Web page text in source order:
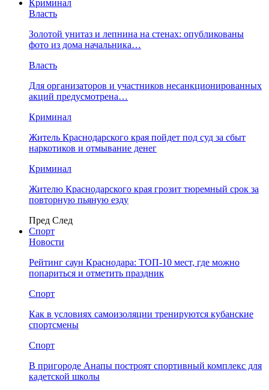
Криминал
Власть
​Золотой унитаз и лепнина на стенах: опубликованы
фото из дома начальника…
Власть
Для организаторов и участников несанкционированных
акций предусмотрена…
Криминал
Житель Краснодарского края пойдет под суд за сбыт
наркотиков и отмывание денег
Криминал
Жителю Краснодарского края грозит тюремный срок за
повторную пьяную езду
Пред След
Спорт
Новости
Рейтинг саун Краснодара: ТОП-10 мест, где можно
попариться и отметить праздник
Спорт
Как в условиях самоизоляции тренируются кубанские
спортсмены
Спорт
В пригороде Анапы построят спортивный комплекс для
кадетской школы